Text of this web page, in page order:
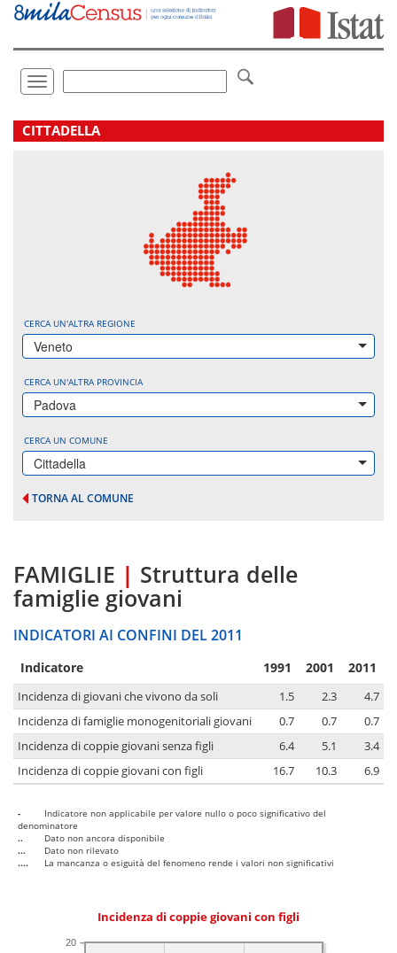
Vai
direttamente
Toggle
navigation
.
CITTADELLA
CERCA UN'ALTRA REGIONE
Veneto
CERCA UN'ALTRA PROVINCIA
Padova
CERCA UN COMUNE
Cittadella
TORNA AL COMUNE
FAMIGLIE | Struttura delle
famiglie giovani
INDICATORI AI CONFINI DEL 2011
Indicatore 1991 2001 2011
Incidenza di giovani che vivono da soli 1.5 2.3
4.7
Incidenza di famiglie monogenitoriali giovani
0.7 0.7
0.7
Incidenza di coppie giovani senza figli
6.4 5.1
3.4
Incidenza di coppie giovani con figli
16.7 10.3 6.9
-
Indicatore non applicabile per valore nullo o poco significativo del
denominatore
..
Dato non ancora disponibile
...
Dato non rilevato
....
La mancanza o esiguità del fenomeno rende i valori non significativi
Incidenza di coppie giovani con figli
20